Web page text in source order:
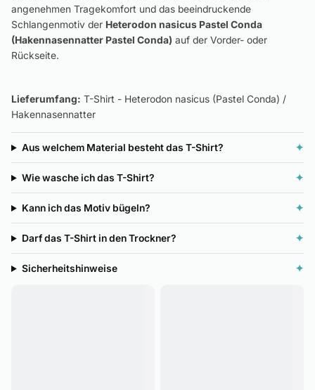
angenehmen Tragekomfort und das beeindruckende
Schlangenmotiv der Heterodon nasicus Pastel Conda
(Hakennasennatter Pastel Conda) auf der Vorder- oder
Rückseite.
Lieferumfang: T-Shirt - Heterodon nasicus (Pastel Conda) /
Hakennasennatter
Aus welchem Material besteht das T-Shirt? ✦
Wie wasche ich das T-Shirt? ✦
Kann ich das Motiv bügeln? ✦
Darf das T-Shirt in den Trockner? ✦
Sicherheitshinweise ✦